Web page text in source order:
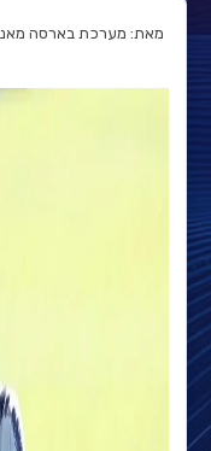
מאת: מערכת בארסה מאניה | 23/09/2018 |